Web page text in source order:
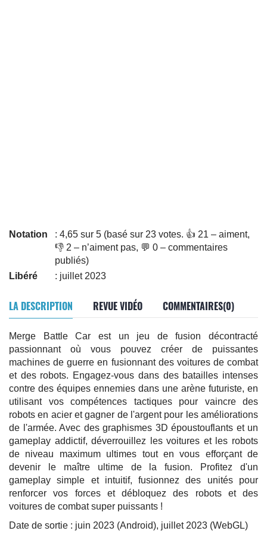
Notation
: 4,65 sur 5 (basé sur 23 votes. 👍 21 – aiment,
👎 2 – n’aiment pas, 💬 0 – commentaires
publiés)
Libéré
: juillet 2023
LA DESCRIPTION REVUE VIDÉO COMMENTAIRES(0)
Merge Battle Car est un jeu de fusion décontracté
passionnant où vous pouvez créer de puissantes
machines de guerre en fusionnant des voitures de combat
et des robots. Engagez-vous dans des batailles intenses
contre des équipes ennemies dans une arène futuriste, en
utilisant vos compétences tactiques pour vaincre des
robots en acier et gagner de l'argent pour les améliorations
de l'armée. Avec des graphismes 3D époustouflants et un
gameplay addictif, déverrouillez les voitures et les robots
de niveau maximum ultimes tout en vous efforçant de
devenir le maître ultime de la fusion. Profitez d'un
gameplay simple et intuitif, fusionnez des unités pour
renforcer vos forces et débloquez des robots et des
voitures de combat super puissants !
Date de sortie : juin 2023 (Android), juillet 2023 (WebGL)